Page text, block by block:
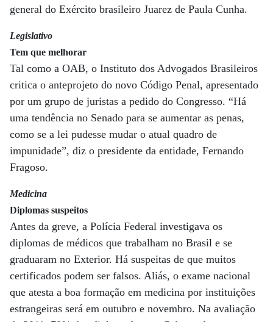
general do Exército brasileiro Juarez de Paula Cunha.
Legislativo
Tem que melhorar
Tal como a OAB, o Instituto dos Advogados Brasileiros
critica o anteprojeto do novo Código Penal, apresentado
por um grupo de juristas a pedido do Congresso. “Há
uma tendência no Senado para se aumentar as penas,
como se a lei pudesse mudar o atual quadro de
impunidade”, diz o presidente da entidade, Fernando
Fragoso.
Medicina
Diplomas suspeitos
Antes da greve, a Polícia Federal investigava os
diplomas de médicos que trabalham no Brasil e se
graduaram no Exterior. Há suspeitas de que muitos
certificados podem ser falsos. Aliás, o exame nacional
que atesta a boa formação em medicina por instituições
estrangeiras será em outubro e novembro. Na avaliação